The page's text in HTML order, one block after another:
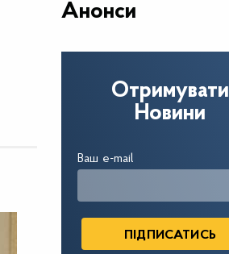
Анонси
Отримувати
Новини
Ваш e-mail